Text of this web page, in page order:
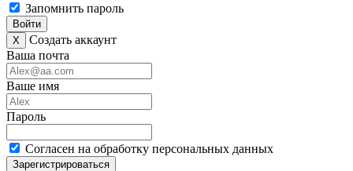
Запомнить пароль
Войти
X
Создать аккаунт
Ваша почта
Ваше имя
Пароль
Согласен на обработку персональных данных
Зарегистрироваться